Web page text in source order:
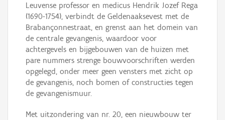
Leuvense professor en medicus Hendrik Jozef Rega
(1690-1754), verbindt de Geldenaaksevest met de
Brabançonnestraat, en grenst aan het domein van
de centrale gevangenis, waardoor voor
achtergevels en bijgebouwen van de huizen met
pare nummers strenge bouwvoorschriften werden
opgelegd, onder meer geen vensters met zicht op
de gevangenis, noch bomen of constructies tegen
de gevangenismuur.
Met uitzondering van nr. 20, een nieuwbouw ter